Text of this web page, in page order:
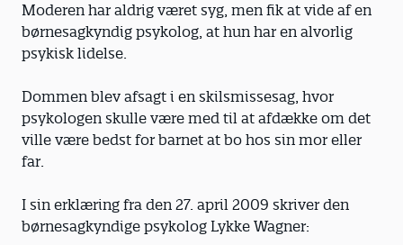
Moderen har aldrig været syg, men fik at vide af en
børnesagkyndig psykolog, at hun har en alvorlig
psykisk lidelse.
Dommen blev afsagt i en skilsmisse­sag, hvor
psykologen skulle være med til at afdække om det
ville være bedst for barnet at bo hos sin mor eller
far.
I sin erklæring fra den 27. april 2009 skriver den
børnesagkyndige psykolog Lykke Wagner: